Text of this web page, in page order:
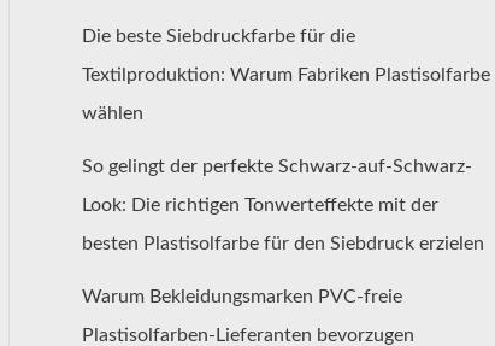
Die beste Siebdruckfarbe für die
Textilproduktion: Warum Fabriken Plastisolfarbe
wählen
So gelingt der perfekte Schwarz-auf-Schwarz-
Look: Die richtigen Tonwerteffekte mit der
besten Plastisolfarbe für den Siebdruck erzielen
Warum Bekleidungsmarken PVC-freie
Plastisolfarben-Lieferanten bevorzugen